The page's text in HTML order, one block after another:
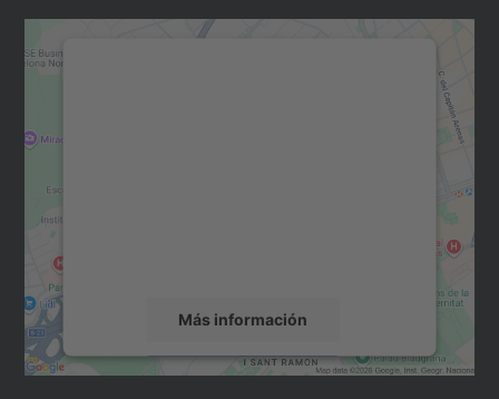
Más información
Aceptar